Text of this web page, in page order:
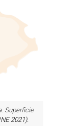
Superficie
2021).